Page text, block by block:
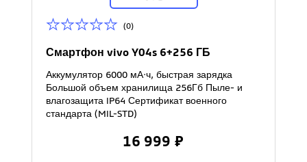
(0)
Смартфон vivo Y04s 6+256 ГБ
Аккумулятор 6000 мА·ч, быстрая зарядка
Большой объем хранилища 256Гб Пыле- и
влагозащита IP64 Сертификат военного
стандарта (MIL-STD)
16 999 ₽